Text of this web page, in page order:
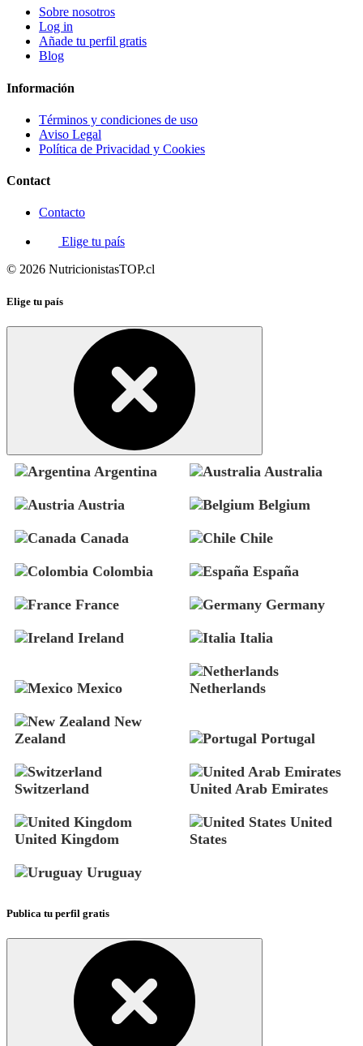
Sobre nosotros
Log in
Añade tu perfil gratis
Blog
Información
Términos y condiciones de uso
Aviso Legal
Política de Privacidad y Cookies
Contact
Contacto
Elige tu país
© 2026 NutricionistasTOP.cl
Elige tu país
Argentina Australia
Austria Belgium
Canada Chile
Colombia España
France Germany
Ireland Italia
Mexico Netherlands
New
Zealand
Portugal
Switzerland United Arab Emirates
United Kingdom
United
States
Uruguay
Publica tu perfil gratis